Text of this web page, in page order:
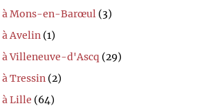
à Mons-en-Barœul (3)
à Avelin (1)
à Villeneuve-d'Ascq (29)
Tressin (2)
à Lille (64)